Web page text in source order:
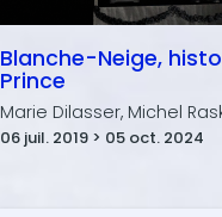
Blanche-Neige,
Prince
Marie Dilasser, Michel
06 juil. 2019 > 05 oct. 2024